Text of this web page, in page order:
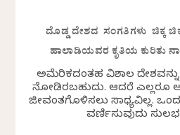
ದೊಡ್ಡ ದೇಶದ ಸಂಗತಿಗಳು ಚಿಕ್ಕ
ಹಾಲಾಡಿಯವರ ಕೃತಿಯ ಕುರಿತು
ಅಮೆರಿಕದಂತಹ ವಿಶಾಲ ದೇಶವನ್ನು
ನೋಡಿರಬಹುದು. ಆದರೆ ಎಲ್ಲರೂ
ಜೀವಂತಗೊಳಿಸಲು ಸಾಧ್ಯವಿಲ್ಲ.
ವರ್ಣಿಸುವುದು